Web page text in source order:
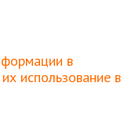
в
использование в